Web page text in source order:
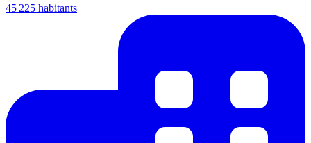
45 225 habitants